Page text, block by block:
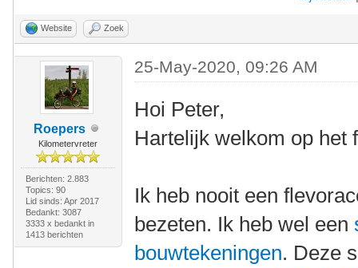
Website Zoek
Roepers
Kilometervreter
Berichten: 2.883
Topics: 90
Lid sinds: Apr 2017
Bedankt: 3087
3333 x bedankt in
1413 berichten
25-May-2020, 09:26 AM
Hoi Peter,
Hartelijk welkom op het
Ik heb nooit een
bezeten. Ik heb wel een
bouwtekeningen. Deze